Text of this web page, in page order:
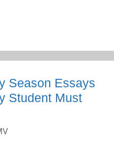
Season Essays
Student Must